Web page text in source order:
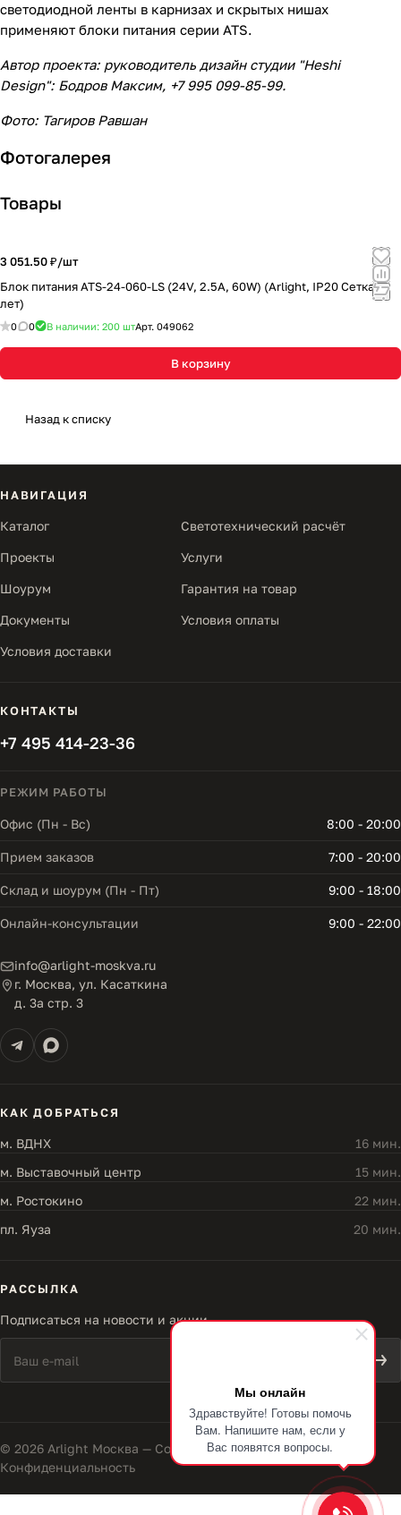
Мы онлайн
Здравствуйте! Готовы помочь
Вам. Напишите нам, если у
Вас появятся вопросы.
светодиодной ленты в карнизах и скрытых нишах
применяют блоки питания серии ATS.
Автор проекта: руководитель дизайн студии "Heshi
Design": Бодров Максим, +7 995 099-85-99.
Фото: Тагиров Равшан
Фотогалерея
Товары
3 051.50 ₽/шт
Блок питания ATS-24-060-LS (24V, 2.5A, 60W) (Arlight, IP20 Сетка, 5
лет)
0 0 В наличии: 200 штАрт. 049062
В корзину
Назад к списку
НАВИГАЦИЯ
Каталог Светотехнический расчёт
Проекты Услуги
Шоурум Гарантия на товар
Документы Условия оплаты
Условия доставки
КОНТАКТЫ
+7 495 414-23-36
РЕЖИМ РАБОТЫ
Офис (Пн - Вс) 8:00 - 20:00
Прием заказов 7:00 - 20:00
Склад и шоурум (Пн - Пт) 9:00 - 18:00
Онлайн-консультации 9:00 - 22:00
info@arlight-moskva.ru
г. Москва, ул. Касаткина
д. 3а стр. 3
КАК ДОБРАТЬСЯ
м. ВДНХ
16 мин.
м. Выставочный центр
15 мин.
м. Ростокино
22 мин.
пл. Яуза
20 мин.
РАССЫЛКА
Подписаться на новости и акции
© 2026 Arlight Москва — Совершенство света
Конфиденциальность